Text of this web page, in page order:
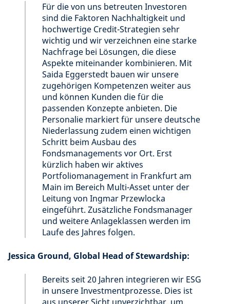
Für die von uns betreuten Investoren
sind die Faktoren Nachhaltigkeit und
hochwertige Credit-Strategien sehr
wichtig und wir verzeichnen eine starke
Nachfrage bei Lösungen, die diese
Aspekte miteinander kombinieren. Mit
Saida Eggerstedt bauen wir unsere
zugehörigen Kompetenzen weiter aus
und können Kunden die für die
passenden Konzepte anbieten. Die
Personalie markiert für unsere deutsche
Niederlassung zudem einen wichtigen
Schritt beim Ausbau des
Fondsmanagements vor Ort. Erst
kürzlich haben wir aktives
Portfoliomanagement in Frankfurt am
Main im Bereich Multi-Asset unter der
Leitung von Ingmar Przewlocka
eingeführt. Zusätzliche Fondsmanager
und weitere Anlageklassen werden im
Laufe des Jahres folgen.
Jessica Ground, Global Head of Stewardship:
Bereits seit 20 Jahren integrieren wir ESG
in unsere Investmentprozesse. Dies ist